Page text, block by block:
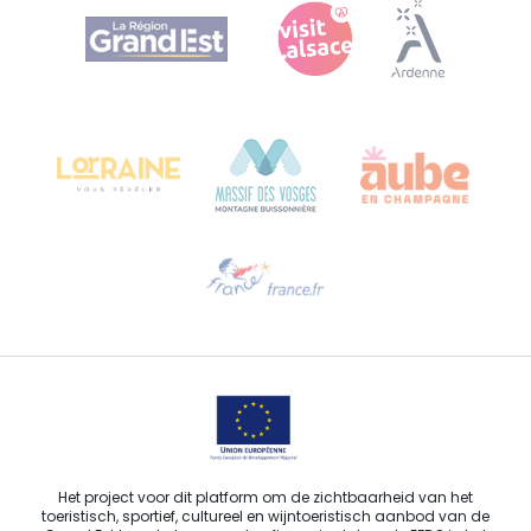
Agence Régionale du Tourisme Grand Est
Bureau de Colmar (hoofdkantoor)
Stuur ons een e-mail
Het project voor dit platform om de zichtbaarheid van het
toeristisch, sportief, cultureel en wijntoeristisch aanbod van de